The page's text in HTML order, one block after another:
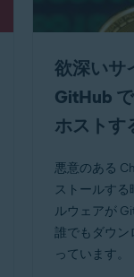
欲深いサ
GitHub
ホストす
悪意のある
ストールす
ルウェアが
誰でもダウン
っています。